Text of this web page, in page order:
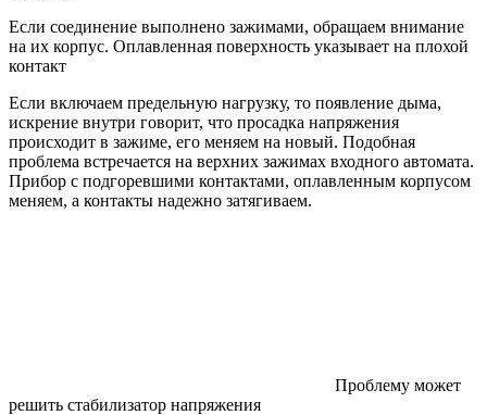
Если соединение выполнено зажимами, обращаем внимание
на их корпус. Оплавленная поверхность указывает на плохой
контакт
Если включаем предельную нагрузку, то появление дыма,
искрение внутри говорит, что просадка напряжения
происходит в зажиме, его меняем на новый. Подобная
проблема встречается на верхних зажимах входного автомата.
Прибор с подгоревшими контактами, оплавленным корпусом
меняем, а контакты надежно затягиваем.
Проблему может
решить стабилизатор напряжения